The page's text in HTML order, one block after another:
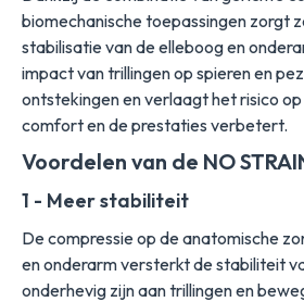
biomechanische toepassingen zorgt
stabilisatie van de elleboog en
impact van trillingen op spieren en
ontstekingen en verlaagt het risico
comfort en de prestaties verbetert.
Voordelen van de NO
1 - Meer stabiliteit
De compressie op de anatomische
en onderarm versterkt de stabiliteit
onderhevig zijn aan trillingen en